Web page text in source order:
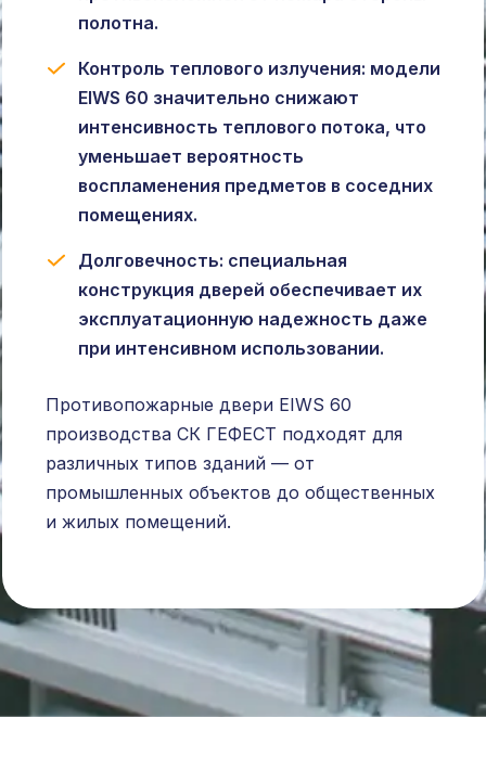
полотна.
Контроль теплового излучения: модели
EIWS 60 значительно снижают
интенсивность теплового потока, что
уменьшает вероятность
воспламенения предметов в соседних
помещениях.
Долговечность: специальная
конструкция дверей обеспечивает их
эксплуатационную надежность даже
при интенсивном использовании.
Противопожарные двери EIWS 60
производства СК ГЕФЕСТ подходят для
различных типов зданий — от
промышленных объектов до общественных
и жилых помещений.